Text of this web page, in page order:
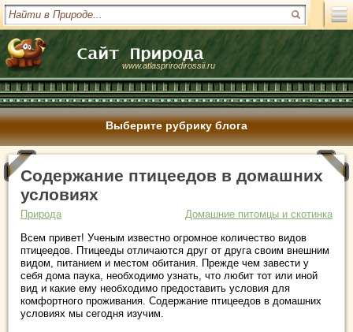
www.atlasprirodirossii.ru
Выберите рубрику блога
Содержание птицеедов в домашних
условиях
Природа
Домашние питомцы и скотинка
Всем привет! Ученым известно огромное количество видов
птицеедов. Птицееды отличаются друг от друга своим внешним
видом, питанием и местом обитания. Прежде чем завести у
себя дома паука, необходимо узнать, что любит тот или иной
вид и какие ему необходимо предоставить условия для
комфортного проживания. Содержание птицеедов в домашних
условиях мы сегодня изучим.